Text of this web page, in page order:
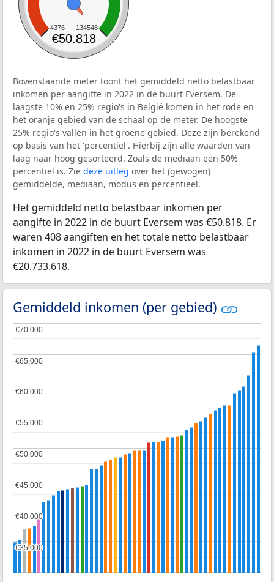
4376 134548
€50.818
Bovenstaande meter toont het gemiddeld netto belastbaar
inkomen per aangifte in 2022 in de buurt Eversem. De
laagste 10% en 25% regio's in België komen in het rode en
het oranje gebied van de schaal op de meter. De hoogste
25% regio's vallen in het groene gebied. Deze zijn berekend
op basis van het 'percentiel'. Hierbij zijn alle waarden van
laag naar hoog gesorteerd. Zoals de mediaan een 50%
percentiel is. Zie deze uitleg over het (gewogen)
gemiddelde, mediaan, modus en percentieel.
Het gemiddeld netto belastbaar inkomen per
aangifte in 2022 in de buurt Eversem was €50.818. Er
waren 408 aangiften en het totale netto belastbaar
inkomen in 2022 in de buurt Eversem was
€20.733.618.
Gemiddeld inkomen (per gebied)
€35.000
€35.000
€40.000
€40.000
€45.000
€45.000
€50.000
€50.000
€55.000
€55.000
€60.000
€60.000
€65.000
€65.000
€70.000
€70.000